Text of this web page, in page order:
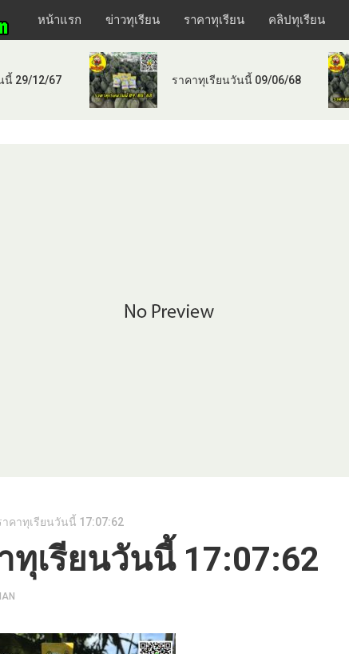
หน้าแรก ข่าวทุเรียน ราคาทุเรียน คลิปทุเรียน
นี้ 29/12/67 ราคาทุเรียนวันนี้ 09/06/68
าคาทุเรียนวันนี้ 17:07:62
ทุเรียนวันนี้ 17:07:62